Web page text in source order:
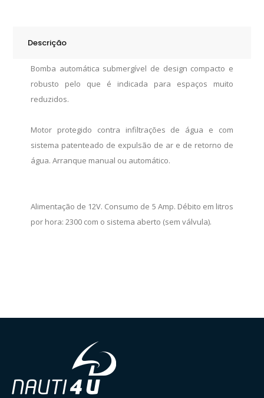
quantity
Descrição
Bomba automática submergível de design compacto e
robusto pelo que é indicada para espaços muito
reduzidos.
Motor protegido contra infiltrações de água e com
sistema patenteado de expulsão de ar e de retorno de
água. Arranque manual ou automático.
Alimentação de 12V. Consumo de 5 Amp. Débito em litros
por hora: 2300 com o sistema aberto (sem válvula).